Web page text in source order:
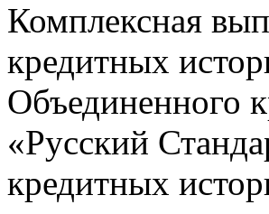
Комплексная
кредитных
Объединенного
«Русский
кредитных